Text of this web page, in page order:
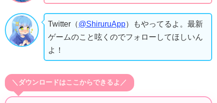
Twitter（@ShiruruApp）もやってるよ。最新
ゲームのこと呟くのでフォローしてほしいん
よ！
＼ダウンロードはここからできるよ／